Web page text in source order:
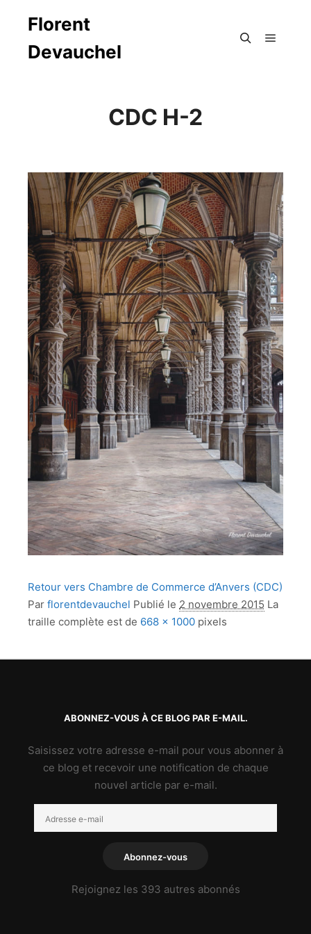
Florent
Devauchel
CDC H-2
Retour vers Chambre de Commerce d’Anvers (CDC)
Par florentdevauchel Publié le 2 novembre 2015 La
traille complète est de 668 × 1000 pixels
ABONNEZ-VOUS À CE BLOG PAR E-MAIL.
Saisissez votre adresse e-mail pour vous abonner à
ce blog et recevoir une notification de chaque
nouvel article par e-mail.
e-
Abonnez-vous
Rejoignez les 393 autres abonnés